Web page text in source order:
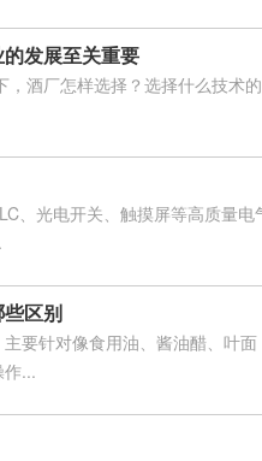
发展至关重要
酒厂怎样选择？选择什么技术的
、光电开关、触摸屏等高质量电
区别
要针对像食用油、酱油醋、叶面
...